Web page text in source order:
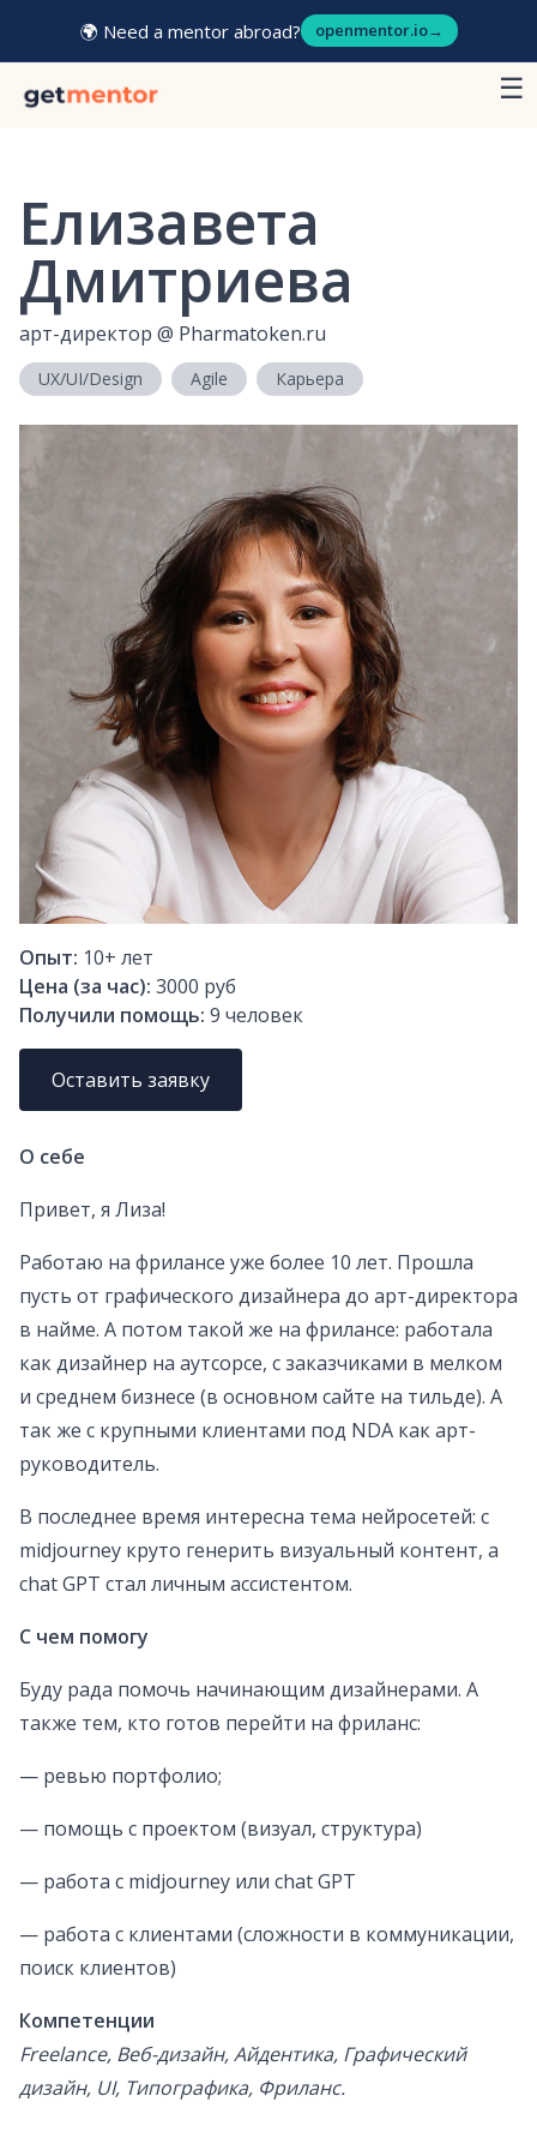
🌍 Need a mentor abroad? openmentor.io→
☰
Елизавета
Дмитриева
арт-директор @ Pharmatoken.ru
UX/UI/Design Agile Карьера
Опыт: 10+ лет
Цена (за час): 3000 руб
Получили помощь: 9 человек
Оставить заявку
О себе
Привет, я Лиза!
Работаю на фрилансе уже более 10 лет. Прошла
пусть от графического дизайнера до арт-директора
в найме. А потом такой же на фрилансе: работала
как дизайнер на аутсорсе, c заказчиками в мелком
и среднем бизнесе (в основном сайте на тильде). А
так же с крупными клиентами под NDA как арт-
руководитель.
В последнее время интересна тема нейросетей: с
midjourney круто генерить визуальный контент, а
chat GPT стал личным ассистентом.
С чем помогу
Буду рада помочь начинающим дизайнерами. А
также тем, кто готов перейти на фриланс:
— ревью портфолио;
— помощь с проектом (визуал, структура)
— работа с midjourney или chat GPT
— работа c клиентами (сложности в коммуникации,
поиск клиентов)
Компетенции
Freelance, Веб-дизайн, Айдентика, Графический
дизайн, UI, Типографика, Фриланс.